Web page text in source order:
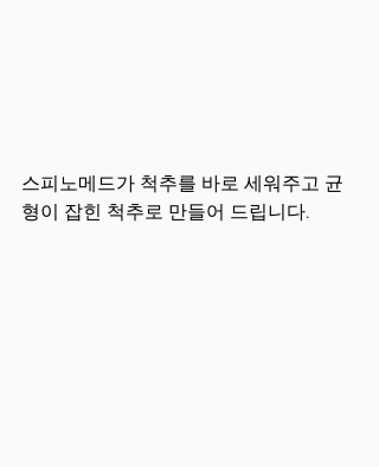
스피노메드가 척추를 바로 세워주고 균
형이 잡힌 척추로 만들어 드립니다.